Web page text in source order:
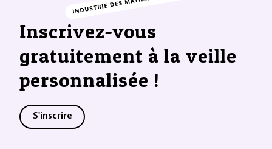
Inscrivez-vous
gratuitement à la veille
personnalisée !
S'inscrire